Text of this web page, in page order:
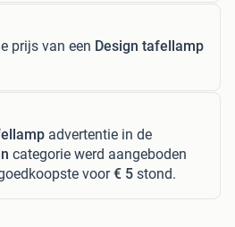
prijs van een Design tafellamp
advertentie in de
categorie werd aangeboden
voor€ 5 stond.